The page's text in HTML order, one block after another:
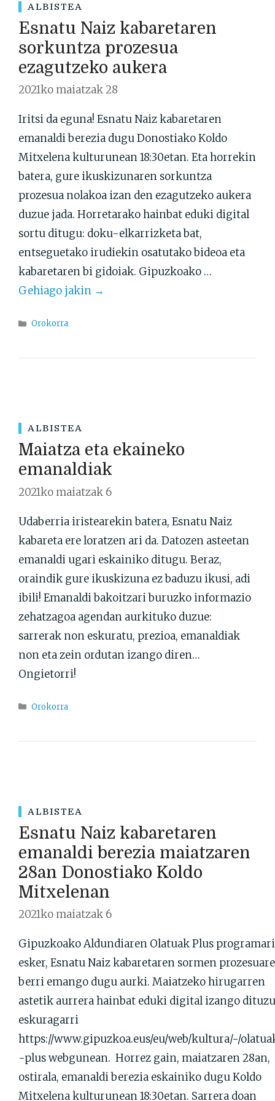
ALBISTEA
Esnatu Naiz kabaretaren
sorkuntza prozesua
ezagutzeko aukera
2021ko maiatzak 28
Iritsi da eguna! Esnatu Naiz kabaretaren
emanaldi berezia dugu Donostiako Koldo
Mitxelena kulturunean 18:30etan. Eta horrekin
batera, gure ikuskizunaren sorkuntza
prozesua nolakoa izan den ezagutzeko aukera
duzue jada. Horretarako hainbat eduki digital
sortu ditugu: doku-elkarrizketa bat,
entseguetako irudiekin osatutako bideoa eta
kabaretaren bi gidoiak. Gipuzkoako …
Gehiago jakin →
Atalak
Orokorra
ALBISTEA
Maiatza eta ekaineko
emanaldiak
2021ko maiatzak 6
Udaberria iristearekin batera, Esnatu Naiz
kabareta ere loratzen ari da. Datozen asteetan
emanaldi ugari eskainiko ditugu. Beraz,
oraindik gure ikuskizuna ez baduzu ikusi, adi
ibili! Emanaldi bakoitzari buruzko informazio
zehatzagoa agendan aurkituko duzue:
sarrerak non eskuratu, prezioa, emanaldiak
non eta zein ordutan izango diren…
Ongietorri!
Atalak
Orokorra
ALBISTEA
Esnatu Naiz kabaretaren
emanaldi berezia maiatzaren
28an Donostiako Koldo
Mitxelenan
2021ko maiatzak 6
Gipuzkoako Aldundiaren Olatuak Plus programari
esker, Esnatu Naiz kabaretaren sormen
berri emango dugu aurki. Maiatzeko hirugarren
astetik aurrera hainbat eduki digital izango
eskuragarri
https://www.gipuzkoa.eus/eu/web/kultura/-/
-plus webgunean. Horrez gain, maiatzaren 28an,
ostirala, emanaldi berezia eskainiko dugu Koldo
Mitxelena kulturunean 18:30etan. Sarrera doan